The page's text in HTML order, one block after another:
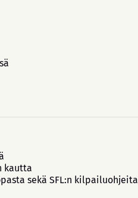
kautta
sekä SFL:n kilpailuohjeita